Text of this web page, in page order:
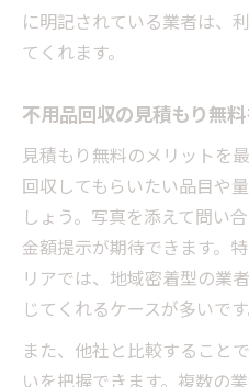
に明記されている業者は、
てくれます。
不用品回収の見積もり無
見積もり無料のメリットを
回収してもらいたい品目や
しょう。写真を添えて問い
金額提示が期待できます。
リアでは、地域密着型の業
じてくれるケースが多いです
また、他社と比較すること
いを把握できます。複数の